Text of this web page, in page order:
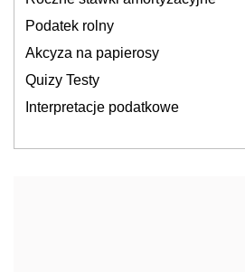
Podatek rolny
Akcyza na papierosy
Quizy Testy
Interpretacje podatkowe